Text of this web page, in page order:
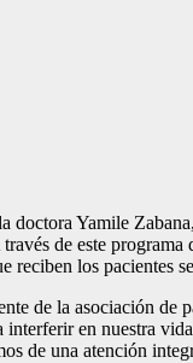
Yamile
de este
reciben los pacientes
de la asociación
en nuestra
de una atención